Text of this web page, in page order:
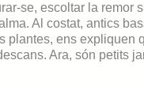
se, escoltar la remor
Al costat, antics
plantes, ens expliquen
Ara, són petits